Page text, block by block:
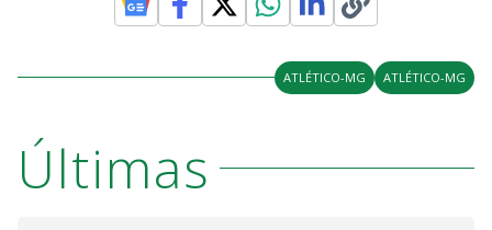
ATLÉTICO-MG ATLÉTICO-MG
Últimas